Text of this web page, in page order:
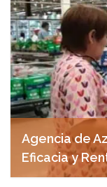
Agencia de
Eficacia y